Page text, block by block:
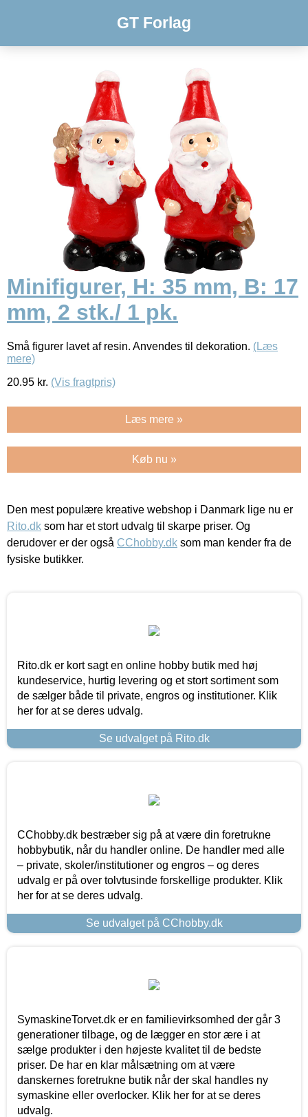
GT Forlag
Minifigurer, H: 35 mm, B: 17
mm, 2 stk./ 1 pk.
Små figurer lavet af resin. Anvendes til dekoration. (Læs
mere)
20.95 kr. (Vis fragtpris)
Læs mere »
Køb nu »
Den mest populære kreative webshop i Danmark lige nu er
Rito.dk som har et stort udvalg til skarpe priser. Og
derudover er der også CChobby.dk som man kender fra de
fysiske butikker.
Rito.dk er kort sagt en online hobby butik med høj
kundeservice, hurtig levering og et stort sortiment som
de sælger både til private, engros og institutioner. Klik
her for at se deres udvalg.
Se udvalget på Rito.dk
CChobby.dk bestræber sig på at være din foretrukne
hobbybutik, når du handler online. De handler med alle
– private, skoler/institutioner og engros – og deres
udvalg er på over tolvtusinde forskellige produkter. Klik
her for at se deres udvalg.
Se udvalget på CChobby.dk
SymaskineTorvet.dk er en familievirksomhed der går 3
generationer tilbage, og de lægger en stor ære i at
sælge produkter i den højeste kvalitet til de bedste
priser. De har en klar målsætning om at være
danskernes foretrukne butik når der skal handles ny
symaskine eller overlocker. Klik her for at se deres
udvalg.